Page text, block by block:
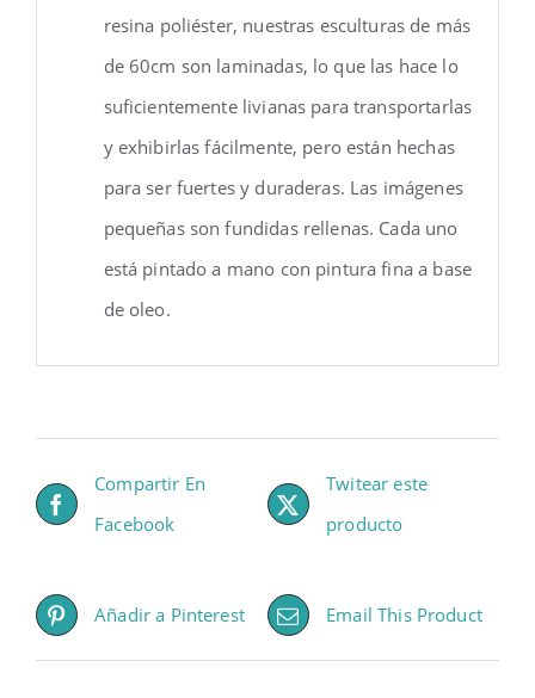
resina poliéster, nuestras esculturas de más
de 60cm son laminadas, lo que las hace lo
suficientemente livianas para transportarlas
y exhibirlas fácilmente, pero están hechas
para ser fuertes y duraderas. Las imágenes
pequeñas son fundidas rellenas. Cada uno
está pintado a mano con pintura fina a base
de oleo.
Compartir En
Facebook
Twitear este
producto
Añadir a Pinterest Email This Product